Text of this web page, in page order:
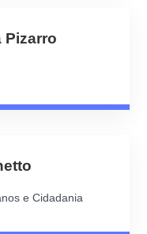
Pizarro
e Cidadania